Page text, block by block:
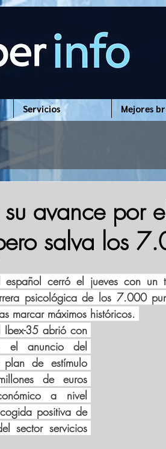
Servicios Mejores
avance por
salva los
español cerró el jueves con
psicológica de los 7.000
marcar máximos históricos.
Ibex-35 abrió con
el anuncio del
de estímulo
de euros
a nivel
positiva de
sector servicios